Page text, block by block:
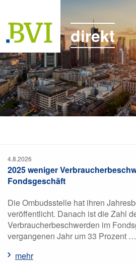
direkt
4.8.2026
2025 weniger
Fondsgeschäft
Die Ombudsstelle hat ihren
veröffentlicht. Danach ist die Zahl
Verbraucherbeschwerden im
vergangenen Jahr um 33 Prozent …
mehr